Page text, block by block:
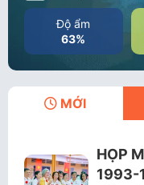
Độ ẩm
63%
MỚI
HỌP
1993-